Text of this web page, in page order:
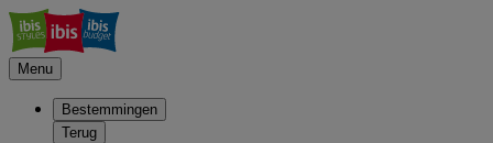
Menu
Bestemmingen
Terug